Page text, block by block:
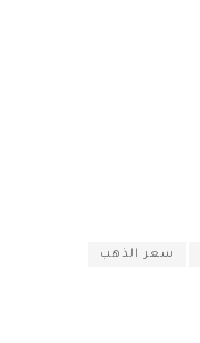
سعر الذهب